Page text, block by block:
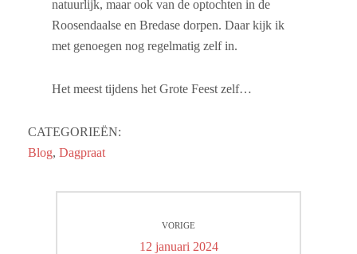
natuurlijk, maar ook van de optochten in de
Roosendaalse en Bredase dorpen. Daar kijk ik
met genoegen nog regelmatig zelf in.
Het meest tijdens het Grote Feest zelf…
CATEGORIEËN:
Blog, Dagpraat
navigatie
VORIGE
Vorig
12 januari 2024